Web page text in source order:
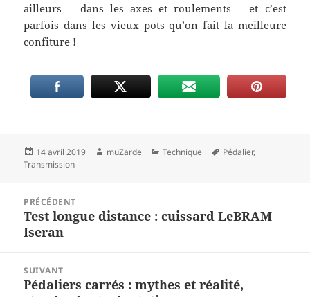
ailleurs – dans les axes et roulements – et c’est
parfois dans les vieux pots qu’on fait la meilleure
confiture !
Publié
le
14 avril 2019 Auteur
muZarde Catégories
Technique
Mots-
Pédalier,
Transmission
l’article
PRÉCÉDENT
Article
précédent :
Test longue distance : cuissard LeBRAM
Iseran
SUIVANT
Article
Pédaliers carrés : mythes et réalité,